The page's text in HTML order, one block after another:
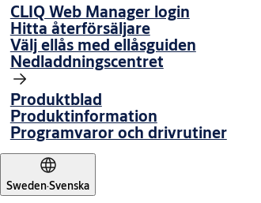
CLIQ Web Manager login
Hitta återförsäljare
Välj ellås med ellåsguiden
Nedladdningscentret
Produktblad
Produktinformation
Programvaror och drivrutiner
Sweden·Svenska